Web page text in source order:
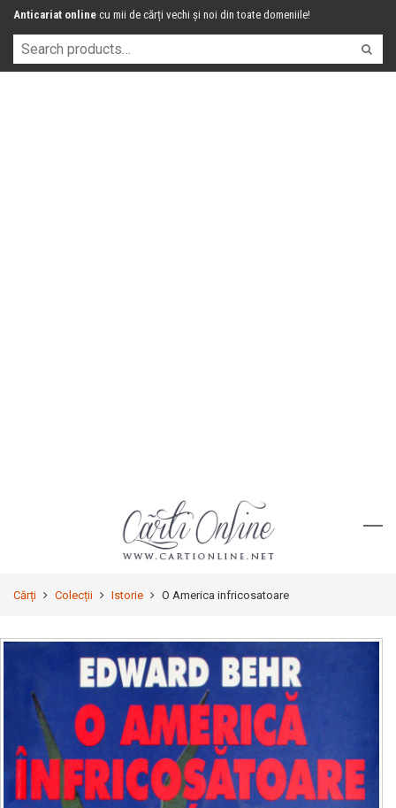
Anticariat online cu mii de cărți vechi și noi din toate domeniile!
Cărți Colecții Istorie O America infricosatoare